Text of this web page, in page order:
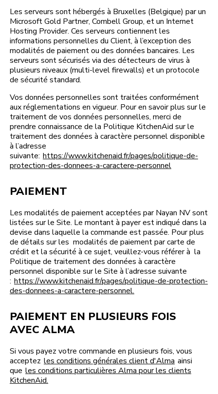
Les serveurs sont hébergés à Bruxelles (Belgique) par un
Microsoft Gold Partner, Combell Group, et un Internet
Hosting Provider. Ces serveurs contiennent les
informations personnelles du Client, à l’exception des
modalités de paiement ou des données bancaires. Les
serveurs sont sécurisés via des détecteurs de virus à
plusieurs niveaux (multi-level firewalls) et un protocole
de sécurité standard.
Vos données personnelles sont traitées conformément
aux réglementations en vigueur. Pour en savoir plus sur le
traitement de vos données personnelles, merci de
prendre connaissance de la Politique KitchenAid sur le
traitement des données à caractère personnel disponible
à l’adresse
suivante: https://www.kitchenaid.fr/pages/politique-de-
protection-des-donnees-a-caractere-personnel
PAIEMENT
Les modalités de paiement acceptées par Nayan NV sont
listées sur le Site. Le montant à payer est indiqué dans la
devise dans laquelle la commande est passée. Pour plus
de détails sur les modalités de paiement par carte de
crédit et la sécurité à ce sujet, veuillez-vous référer à la
Politique de traitement des données à caractère
personnel disponible sur le Site à l’adresse suivante
: https://www.kitchenaid.fr/pages/politique-de-protection-
des-donnees-a-caractere-personnel.
PAIEMENT EN PLUSIEURS FOIS
AVEC ALMA
Si vous payez votre commande en plusieurs fois, vous
acceptez les conditions générales client d'Alma ainsi
que les conditions particulières Alma pour les clients
KitchenAid.